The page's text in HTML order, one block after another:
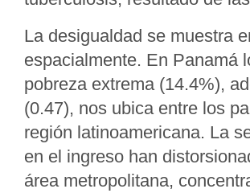
La desigualdad se muestra
espacialmente. En Panamá
pobreza extrema (14.4%),
(0.47), nos ubica entre los
región latinoamericana. La
en el ingreso han
área metropolitana,